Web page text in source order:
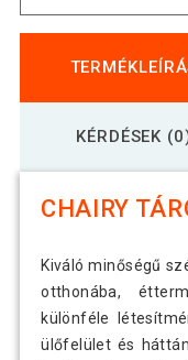
KÉRDÉSEK
CHAIRY
Kiváló minőségű
otthonába,
különféle
ülőfelület és